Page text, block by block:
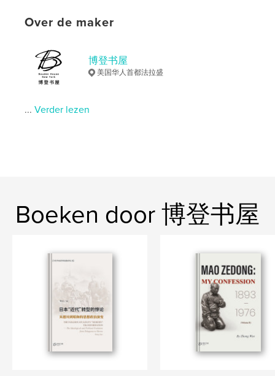
Datum publiceren:feb 13, 2021
Trefwoorden
Porter Eric , 博登书屋
Over de maker
博登书屋
美国华人首都法拉盛
...Verder lezen
Boeken door 博登书屋